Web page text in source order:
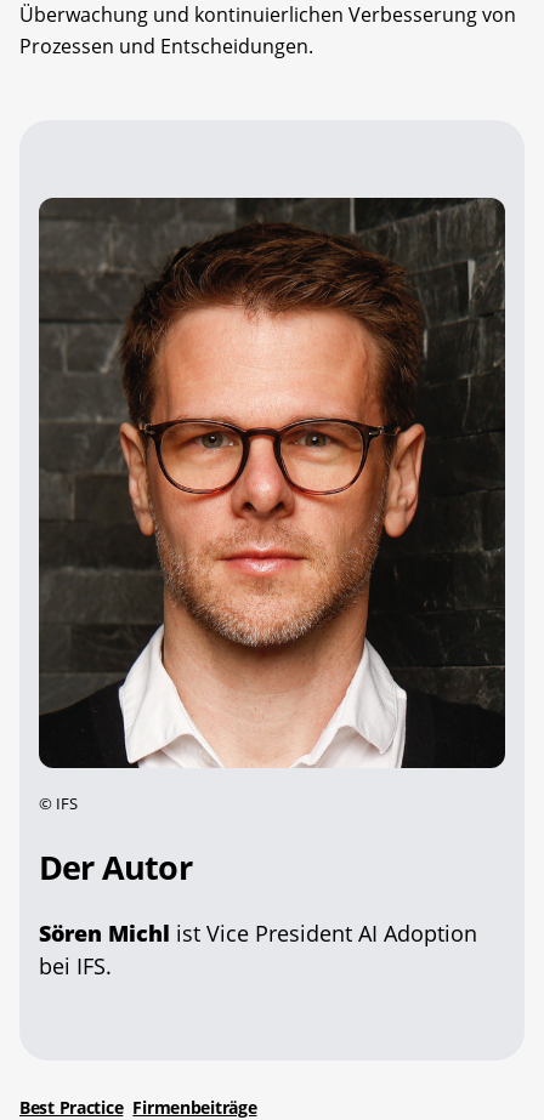
Überwachung und kontinuierlichen Verbesserung von
Prozessen und Entscheidungen.
© IFS
Der Autor
Sören Michl ist Vice President AI Adoption
bei IFS.
Best Practice Firmenbeiträge